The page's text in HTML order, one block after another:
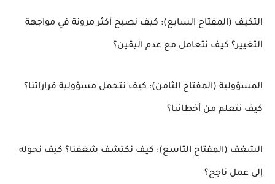
التكيف (المفتاح السابع): كيف نصبح أكثر مرونة في مواجهة
التغيير؟ كيف نتعامل مع عدم اليقين؟
المسؤولية (المفتاح الثامن): كيف نتحمل مسؤولية قراراتنا؟
كيف نتعلم من أخطائنا؟
الشغف (المفتاح التاسع): كيف نكتشف شغفنا؟ كيف نحوله
إلى عمل ناجح؟